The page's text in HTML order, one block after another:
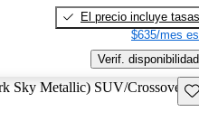
El precio incluye tasas
$635/mes
Verif. disponibilidad